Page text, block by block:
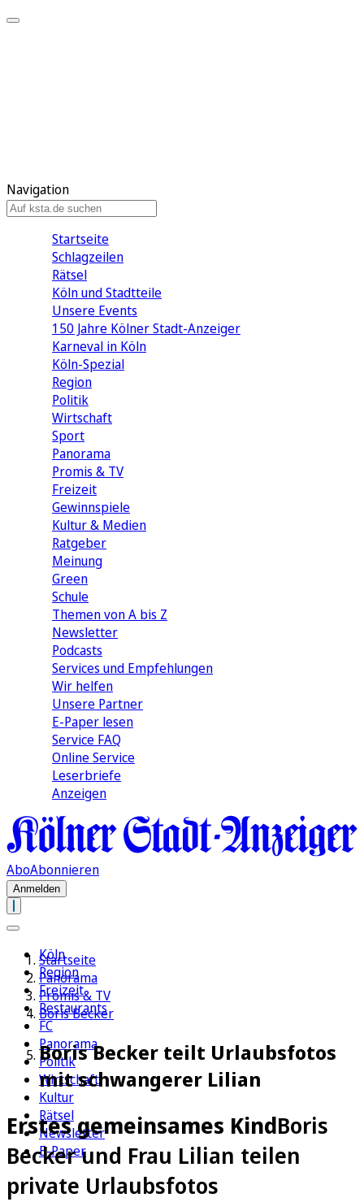
Navigation
Startseite
Schlagzeilen
Rätsel
Köln und Stadtteile
Unsere Events
150 Jahre Kölner Stadt-Anzeiger
Karneval in Köln
Köln-Spezial
Region
Politik
Wirtschaft
Sport
Panorama
Promis & TV
Freizeit
Gewinnspiele
Kultur & Medien
Ratgeber
Meinung
Green
Schule
Themen von A bis Z
Newsletter
Podcasts
Services und Empfehlungen
Wir helfen
Unsere Partner
E-Paper lesen
Service FAQ
Online Service
Leserbriefe
Anzeigen
AboAbonnieren
Anmelden
Köln
Region
Freizeit
Restaurants
FC
Panorama
Politik
Wirtschaft
Kultur
Rätsel
Newsletter
E-Paper
Startseite
Panorama
Promis & TV
Boris Becker
Boris Becker teilt Urlaubsfotos
mit schwangerer Lilian
Erstes gemeinsames KindBoris
Becker und Frau Lilian teilen
private Urlaubsfotos